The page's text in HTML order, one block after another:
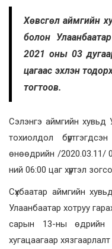
Хөвсгөл аймгийн
болон
2021 оны 03
цагаас эхлэн
тогтоов.
Сэлэнгэ аймгийн хувьд
тохиолдол
өнөөдрийн /2020.03.11/
ний 06:00 цаг хүртэл
Сүхбаатар аймгийн
Улаанбаатар хотруу
сарын 13-ны өдрийн
хугацаагаар